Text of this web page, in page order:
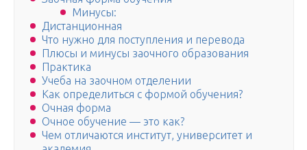
Минусы:
Дистанционная
Что нужно для поступления и перевода
Плюсы и минусы заочного образования
Практика
Учеба на заочном отделении
Как определиться с формой обучения?
Очная форма
Очное обучение — это как?
Чем отличаются институт, университет и